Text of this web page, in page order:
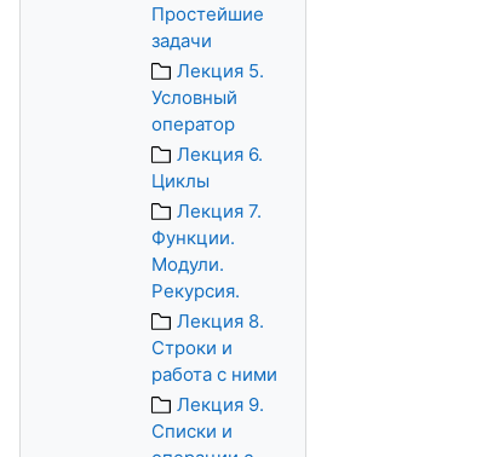
Простейшие
задачи
Лекция 5.
Условный
оператор
Лекция 6.
Циклы
Лекция 7.
Функции.
Модули.
Рекурсия.
Лекция 8.
Строки и
работа с ними
Лекция 9.
Списки и